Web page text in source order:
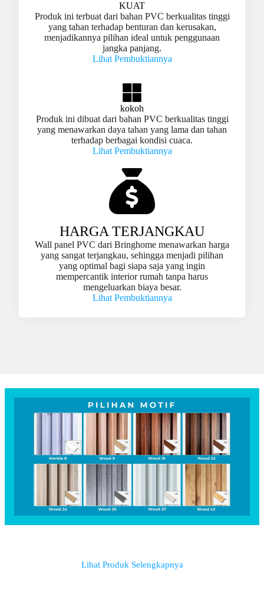
KUAT
Produk ini terbuat dari bahan PVC berkualitas tinggi
yang tahan terhadap benturan dan kerusakan,
menjadikannya pilihan ideal untuk penggunaan
jangka panjang.
Lihat Pembuktiannya
kokoh
Produk ini dibuat dari bahan PVC berkualitas tinggi
yang menawarkan daya tahan yang lama dan tahan
terhadap berbagai kondisi cuaca.
Lihat Pembuktiannya
HARGA TERJANGKAU
Wall panel PVC dari Bringhome menawarkan harga
yang sangat terjangkau, sehingga menjadi pilihan
yang optimal bagi siapa saja yang ingin
mempercantik interior rumah tanpa harus
mengeluarkan biaya besar.
Lihat Pembuktiannya
Lihat Produk Selengkapnya